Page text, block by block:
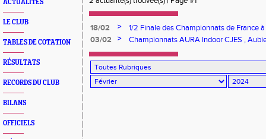
ACTUALITÉS
LE CLUB
TABLES DE COTATION
RÉSULTATS
RECORDS DU CLUB
BILANS
OFFICIELS
18/02 >
1/2 Finale des Championnats de France
sélection des minimes de l'Ain
03/02 > Championnats AURA Indoor CJES ,